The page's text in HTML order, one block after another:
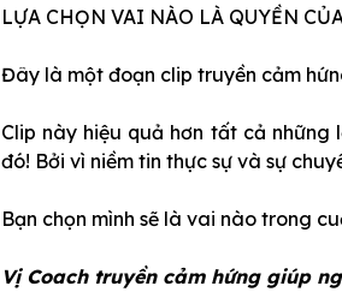
LỰA CHỌN VAI NÀO LÀ QUYỀN
Đây là một đoạn clip truyền cảm
Clip này hiệu quả hơn tất cả
đó! Bởi vì niềm tin thực sự và sự
Bạn chọn mình sẽ là vai nào trong
Vị Coach truyền cảm hứng giúp